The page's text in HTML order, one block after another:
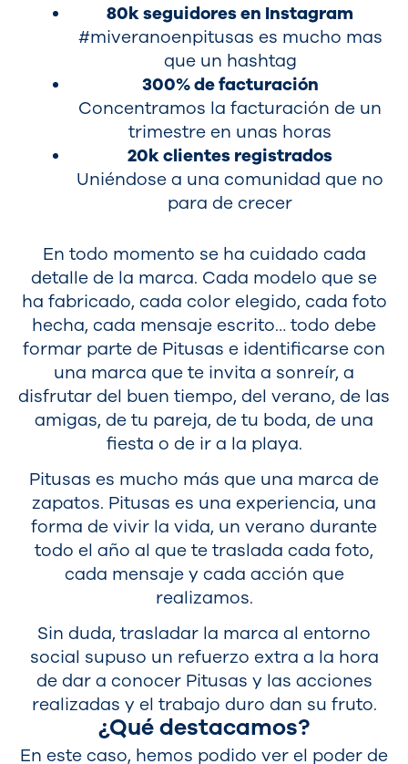
80k seguidores en Instagram
#miveranoenpitusas es mucho mas
que un hashtag
300% de facturación
Concentramos la facturación de un
trimestre en unas horas
20k clientes registrados
Uniéndose a una comunidad que no
para de crecer
En todo momento se ha cuidado cada
detalle de la marca. Cada modelo que se
ha fabricado, cada color elegido, cada foto
hecha, cada mensaje escrito… todo debe
formar parte de Pitusas e identificarse con
una marca que te invita a sonreír, a
disfrutar del buen tiempo, del verano, de las
amigas, de tu pareja, de tu boda, de una
fiesta o de ir a la playa.
Pitusas es mucho más que una marca de
zapatos. Pitusas es una experiencia, una
forma de vivir la vida, un verano durante
todo el año al que te traslada cada foto,
cada mensaje y cada acción que
realizamos.
Sin duda, trasladar la marca al entorno
social supuso un refuerzo extra a la hora
de dar a conocer Pitusas y las acciones
realizadas y el trabajo duro dan su fruto.
¿Qué destacamos?
En este caso, hemos podido ver el poder de